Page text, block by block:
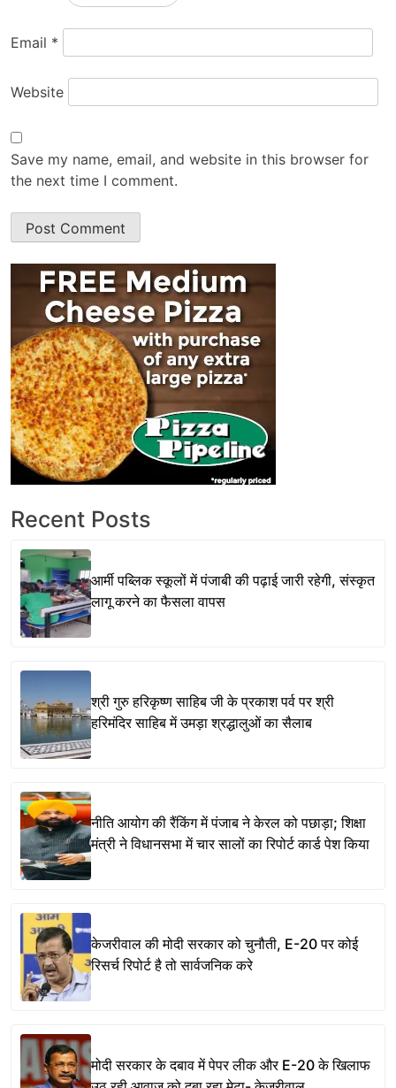
Email *
Website
Save my name, email, and website in this browser for
the next time I comment.
Recent Posts
आर्मी पब्लिक स्कूलों में पंजाबी की पढ़ाई जारी रहेगी, संस्कृत
लागू करने का फैसला वापस
श्री गुरु हरिकृष्ण साहिब जी के प्रकाश पर्व पर श्री
हरिमंदिर साहिब में उमड़ा श्रद्धालुओं का सैलाब
नीति आयोग की रैंकिंग में पंजाब ने केरल को पछाड़ा; शिक्षा
मंत्री ने विधानसभा में चार सालों का रिपोर्ट कार्ड पेश किया
केजरीवाल की मोदी सरकार को चुनौती, E-20 पर कोई
रिसर्च रिपोर्ट है तो सार्वजनिक करे
मोदी सरकार के दबाव में पेपर लीक और E-20 के खिलाफ